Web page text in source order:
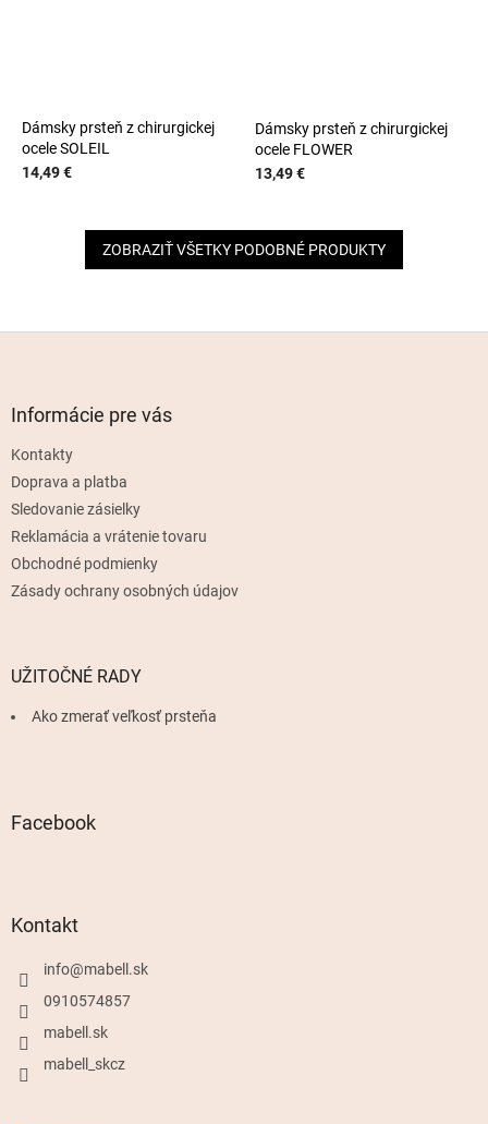
Dámsky prsteň z chirurgickej
ocele SOLEIL
14,49 €
Dámsky prsteň z chirurgickej
ocele FLOWER
13,49 €
ZOBRAZIŤ VŠETKY PODOBNÉ PRODUKTY
Informácie pre vás
Kontakty
Doprava a platba
Sledovanie zásielky
Reklamácia a vrátenie tovaru
Obchodné podmienky
Zásady ochrany osobných údajov
UŽITOČNÉ RADY
Ako zmerať veľkosť prsteňa
Facebook
Kontakt
info@mabell.sk
0910574857
mabell.sk
mabell_skcz